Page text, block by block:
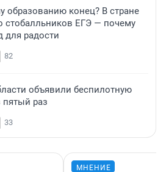
образованию конец? В стране
стобалльников ЕГЭ — почему
для радости
82
объявили беспилотную
пятый раз
33
МНЕНИЕ